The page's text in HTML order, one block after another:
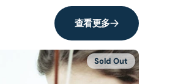
查看更多
Sold Out